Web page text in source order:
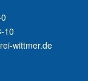
10
wittmer.de